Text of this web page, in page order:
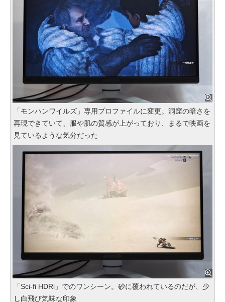
「モンハンワイルズ」専用プロファイルに変更。洞窟の暗さを
再現できていて、服や肌の質感が上がっており、まるで映画を
見ているような気分だった
「Sci-fi HDRi」でのワンシーン。砂に覆われているのだが、少
し白飛び気味な印象